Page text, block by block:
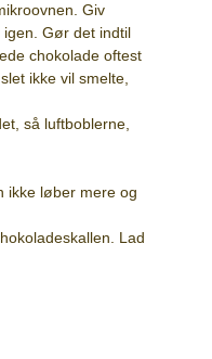
Giv
Gør det indtil
chokolade oftest
ikke vil smelte,
så luftboblerne,
ikke løber mere og
Lad